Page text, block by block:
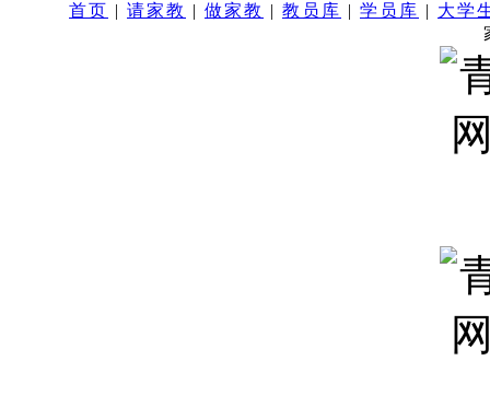
首页 | 请家教 | 做家教 | 教员库 | 学员库 | 大学